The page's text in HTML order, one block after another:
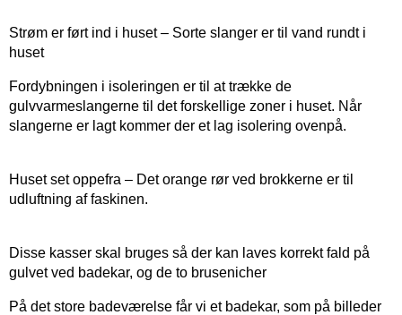
Strøm er ført ind i huset – Sorte slanger er til vand rundt i
huset
Fordybningen i isoleringen er til at trække de
gulvvarmeslangerne til det forskellige zoner i huset. Når
slangerne er lagt kommer der et lag isolering ovenpå.
Huset set oppefra – Det orange rør ved brokkerne er til
udluftning af faskinen.
Disse kasser skal bruges så der kan laves korrekt fald på
gulvet ved badekar, og de to brusenicher
På det store badeværelse får vi et badekar, som på billeder